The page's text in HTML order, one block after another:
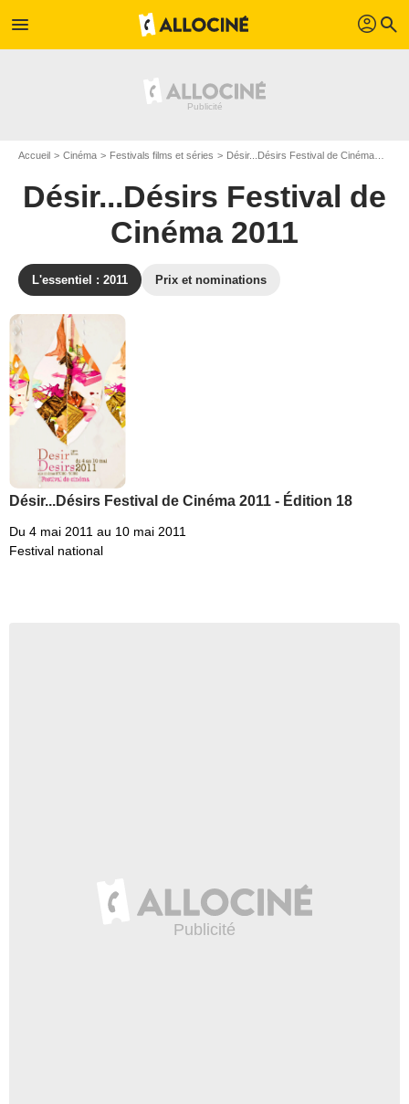
menu profil search
Accueil Cinéma Festivals films et séries Désir...Désirs Festival de Cinéma
Désir...Désirs Festival de
Cinéma 2011
L'essentiel : 2011 Prix et nominations
Désir...Désirs Festival de Cinéma 2011 - Édition 18
Du 4 mai 2011 au 10 mai 2011
Festival national